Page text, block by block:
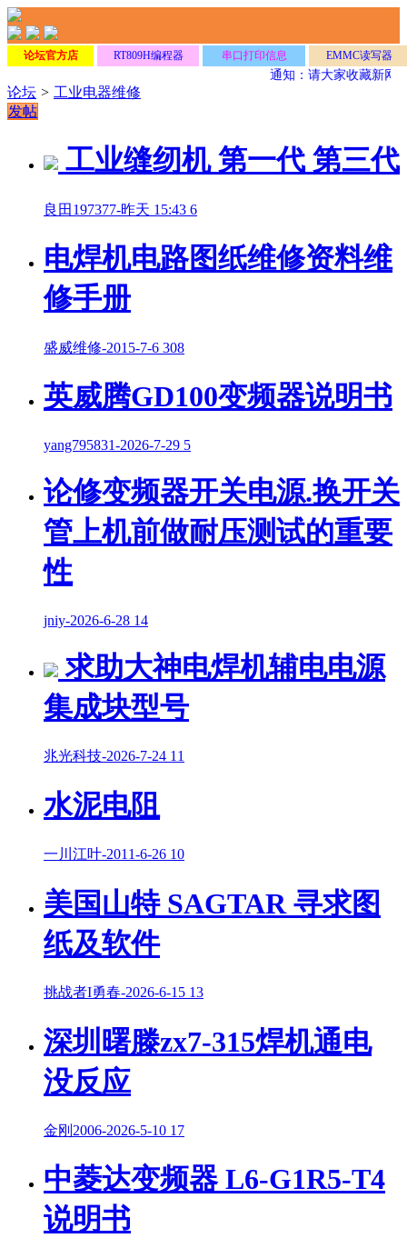
论坛官方店 RT809H编程器 串口打印信息 EMMC读写器
通知：请大家收藏新网址
论坛 > 工业电器维修
发帖
工业缝纫机 第一代 第三代
良田197377-昨天 15:43 6
电焊机电路图纸维修资料维
修手册
盛威维修-2015-7-6 308
英威腾GD100变频器说明书
yang795831-2026-7-29 5
论修变频器开关电源.换开关
管上机前做耐压测试的重要
性
jniy-2026-6-28 14
求助大神电焊机辅电电源
集成块型号
兆光科技-2026-7-24 11
水泥电阻
一川江叶-2011-6-26 10
美国山特 SAGTAR 寻求图
纸及软件
挑战者I勇春-2026-6-15 13
深圳曙滕zx7-315焊机通电
没反应
金刚2006-2026-5-10 17
中菱达变频器 L6-G1R5-T4
说明书